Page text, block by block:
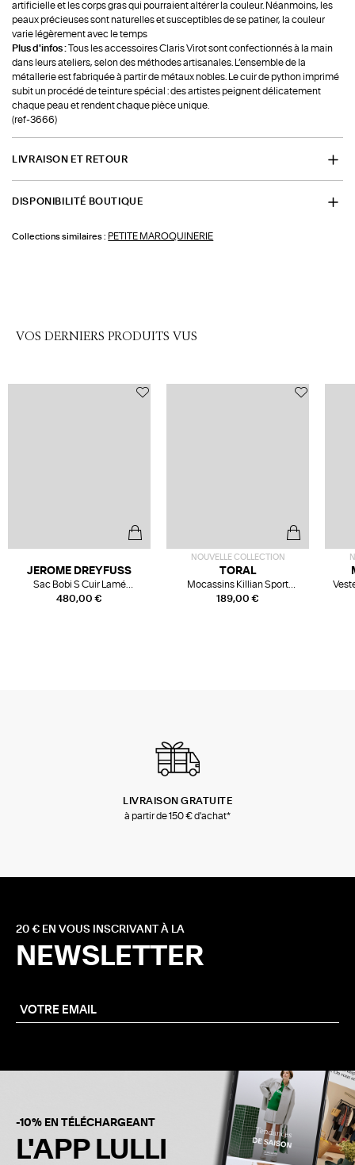
artificielle et les corps gras qui pourraient altérer la couleur. Néanmoins, les
peaux précieuses sont naturelles et susceptibles de se patiner, la couleur
varie légèrement avec le temps
Plus d'infos :Tous les accessoires Claris Virot sont confectionnés à la main
dans leurs ateliers, selon des méthodes artisanales. L’ensemble de la
métallerie est fabriquée à partir de métaux nobles. Le cuir de python imprimé
subit un procédé de teinture spécial : des artistes peignent délicatement
chaque peau et rendent chaque pièce unique.
(ref-3666)
LIVRAISON ET RETOUR
DISPONIBILITÉ BOUTIQUE
Collections similaires : PETITE MAROQUINERIE
VOS DERNIERS PRODUITS VUS
480,00 €
JEROME DREYFUSS
Sac Bobi S Cuir Lamé
Champagne
NOUVELLE COLLECTION
189,00 €
TORAL
Mocassins Killian Sport
Mousse
LIVRAISON GRATUITE
à partir de 150 € d'achat*
20 € EN VOUS INSCRIVANT À LA
NEWSLETTER
-10% EN TÉLÉCHARGEANT
L'APP LULLI